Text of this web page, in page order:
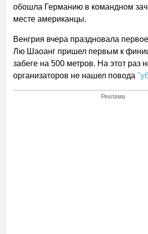
обошла Германию в командном
месте американцы.
Венгрия вчера праздновала
Лю Шаоанг пришел первым к
забеге на 500 метров. На этот раз
организаторов не нашел повода
Реклама